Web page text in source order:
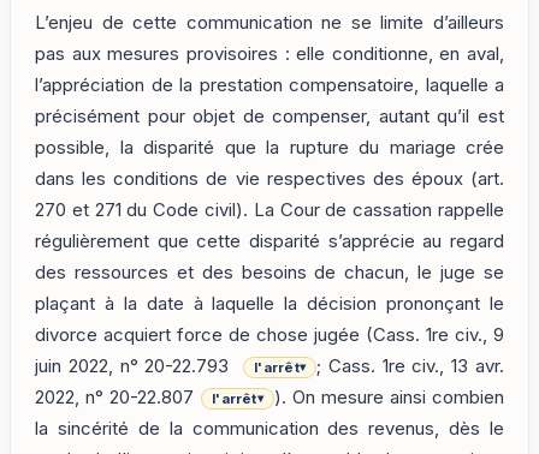
L’enjeu de cette communication ne se limite d’ailleurs
pas aux mesures provisoires : elle conditionne, en aval,
l’appréciation de la prestation compensatoire, laquelle a
précisément pour objet de compenser, autant qu’il est
possible, la disparité que la rupture du mariage crée
dans les conditions de vie respectives des époux (art.
270 et 271 du Code civil). La Cour de cassation rappelle
régulièrement que cette disparité s’apprécie au regard
des ressources et des besoins de chacun, le juge se
plaçant à la date à laquelle la décision prononçant le
divorce acquiert force de chose jugée (Cass. 1re civ., 9
juin 2022, n° 20-22.793
l'arrêt▾
; Cass. 1re civ., 13 avr.
2022, n° 20-22.807
l'arrêt▾
). On mesure ainsi combien
la sincérité de la communication des revenus, dès le